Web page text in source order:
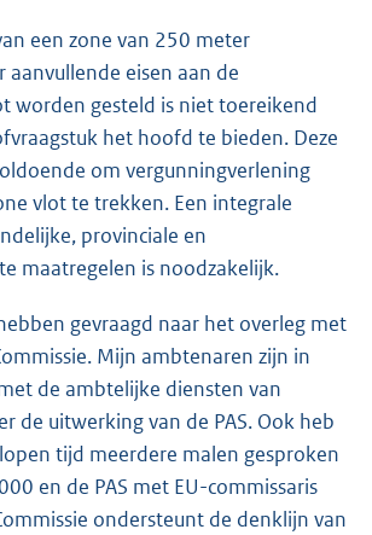
een zone van 250 meter
aanvullende eisen aan de
worden gesteld is niet toereikend
het hoofd te bieden. Deze
om vergunningverlening
vlot te trekken. Een integrale
provinciale en
maatregelen is noodzakelijk.
gevraagd naar het overleg met
Mijn ambtenaren zijn in
de ambtelijke diensten van
de uitwerking van de PAS. Ook heb
tijd meerdere malen gesproken
en de PAS met EU-commissaris
ondersteunt de denklijn van